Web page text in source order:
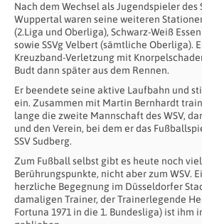
Nach dem Wechsel als Jugendspieler des
Wuppertal waren seine weiteren
(2.Liga und Oberliga), Schwarz-Weiß
sowie SSVg Velbert (sämtliche Oberliga).
Kreuzband-Verletzung mit
Budt dann später aus dem Rennen.
Er beendete seine aktive Laufbahn und
ein. Zusammen mit Martin Bernhardt
lange die zweite Mannschaft des WSV,
und den Verein, bei dem er das
SSV Sudberg.
Zum Fußball selbst gibt es heute noch
Berührungspunkte, nicht aber zum WSV.
herzliche Begegnung im Düsseldorfer
damaligen Trainer, der Trainerlegende
Fortuna 1971 in die 1. Bundesliga) ist ihm